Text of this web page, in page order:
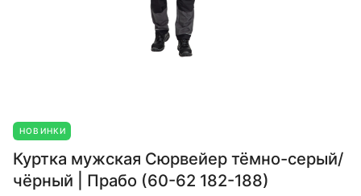
НОВИНКИ
Куртка мужская Сюрвейер тёмно-серый/
чёрный | Прабо (60-62 182-188)